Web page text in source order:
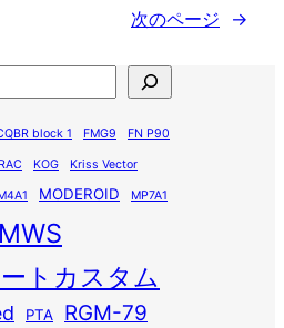
次のページ →
block 1 FMG9 FN P90
KOG Kriss Vector
MODEROID MP7A1
MWS
トカスタム
PTA RGM-79